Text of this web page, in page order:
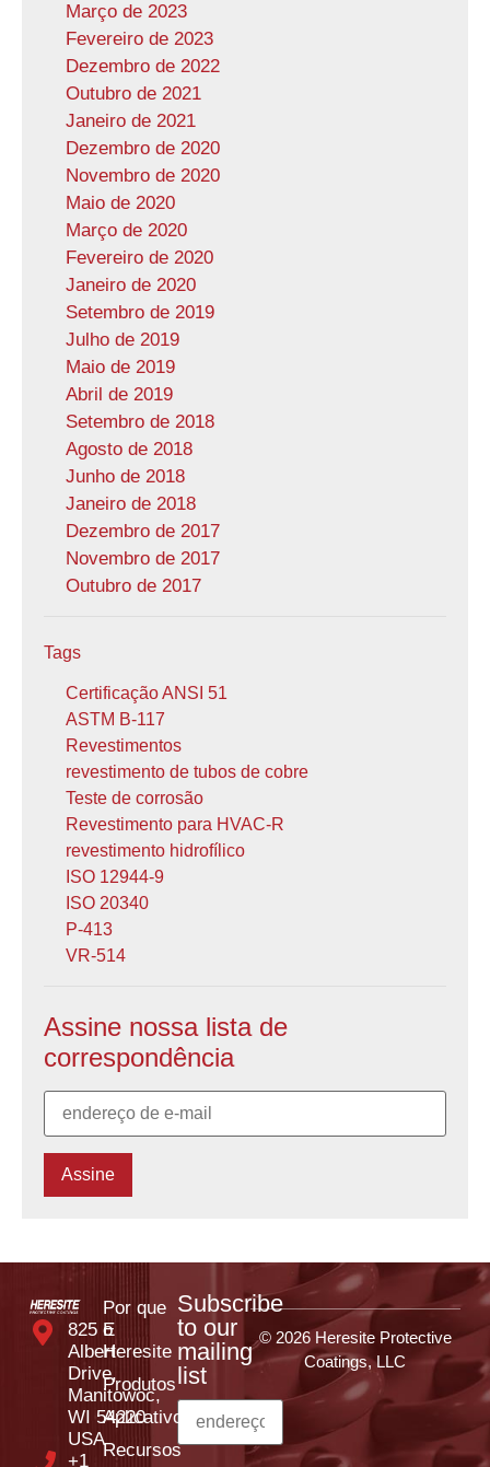
Março de 2023
Fevereiro de 2023
Dezembro de 2022
Outubro de 2021
Janeiro de 2021
Dezembro de 2020
Novembro de 2020
Maio de 2020
Março de 2020
Fevereiro de 2020
Janeiro de 2020
Setembro de 2019
Julho de 2019
Maio de 2019
Abril de 2019
Setembro de 2018
Agosto de 2018
Junho de 2018
Janeiro de 2018
Dezembro de 2017
Novembro de 2017
Outubro de 2017
Tags
Certificação ANSI 51
ASTM B-117
Revestimentos
revestimento de tubos de cobre
Teste de corrosão
Revestimento para HVAC-R
revestimento hidrofílico
ISO 12944-9
ISO 20340
P-413
VR-514
Assine nossa lista de
correspondência
825 E
Albert
Drive,
Manitowoc,
WI 54220
USA
+1
Por que
o
Heresite
Produtos
Aplicativos
Recursos
Subscribe
to our
mailing
list
© 2026 Heresite Protective
Coatings, LLC